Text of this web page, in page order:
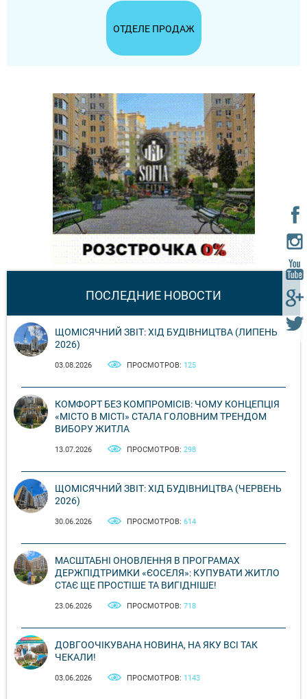
ОТДЕЛЕ ПРОДАЖ
ПОСЛЕДНИЕ НОВОСТИ
ЩОМІСЯЧНИЙ ЗВІТ: ХІД БУДІВНИЦТВА (ЛИПЕНЬ
2026)
03.08.2026 ПРОСМОТРОВ: 125
КОМФОРТ БЕЗ КОМПРОМІСІВ: ЧОМУ КОНЦЕПЦІЯ
«МІСТО В МІСТІ» СТАЛА ГОЛОВНИМ ТРЕНДОМ
ВИБОРУ ЖИТЛА
13.07.2026 ПРОСМОТРОВ: 298
ЩОМІСЯЧНИЙ ЗВІТ: ХІД БУДІВНИЦТВА (ЧЕРВЕНЬ
2026)
30.06.2026 ПРОСМОТРОВ: 614
МАСШТАБНІ ОНОВЛЕННЯ В ПРОГРАМАХ
ДЕРЖПІДТРИМКИ «ЄОСЕЛЯ»: КУПУВАТИ ЖИТЛО
СТАЄ ЩЕ ПРОСТІШЕ ТА ВИГІДНІШЕ!
23.06.2026 ПРОСМОТРОВ: 718
ДОВГООЧІКУВАНА НОВИНА, НА ЯКУ ВСІ ТАК
ЧЕКАЛИ!
03.06.2026 ПРОСМОТРОВ: 1143